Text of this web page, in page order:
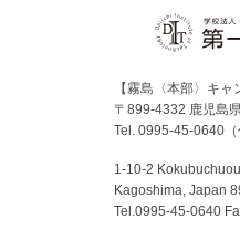
【霧島〈本部〉キャ
〒899-4332 鹿児島
Tel. 0995-45-0640（
1-10-2
Kagoshima, Japan
Tel.0995-45-0640